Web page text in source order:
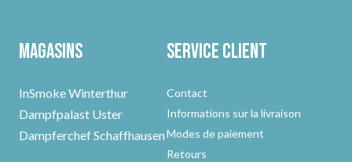
Magasins
InSmoke Winterthur
Dampfpalast Uster
Dampferchef Schaffhausen
Service client
Contact
Informations sur la livraison
Modes de paiement
Retours